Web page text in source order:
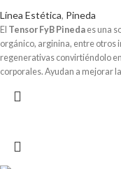
Línea Estética, Pineda
El Tensor FyB Pineda es una
orgánico, arginina, entre otros
regenerativas convirtiéndolo
corporales. Ayudan a mejorar
contribuye a que la zona de la
cuerpo, evitando las líneas de